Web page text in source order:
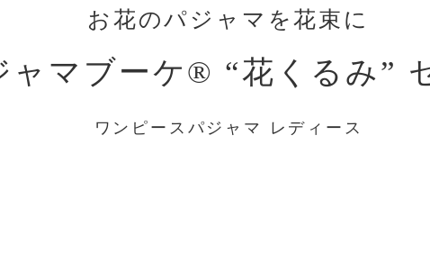
お花のパジャマを花束に
ャマブーケ® “花くるみ”
ワンピースパジャマ レディース